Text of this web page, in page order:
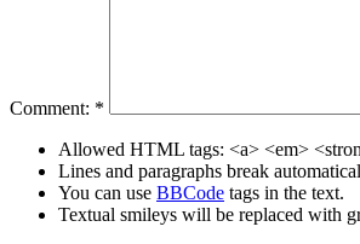
Comment: *
Allowed HTML tags: <a> <em>
Lines and paragraphs break
You can use BBCode tags in the text.
Textual smileys will be replaced with